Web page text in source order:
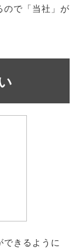
ので「当社」が
できるように